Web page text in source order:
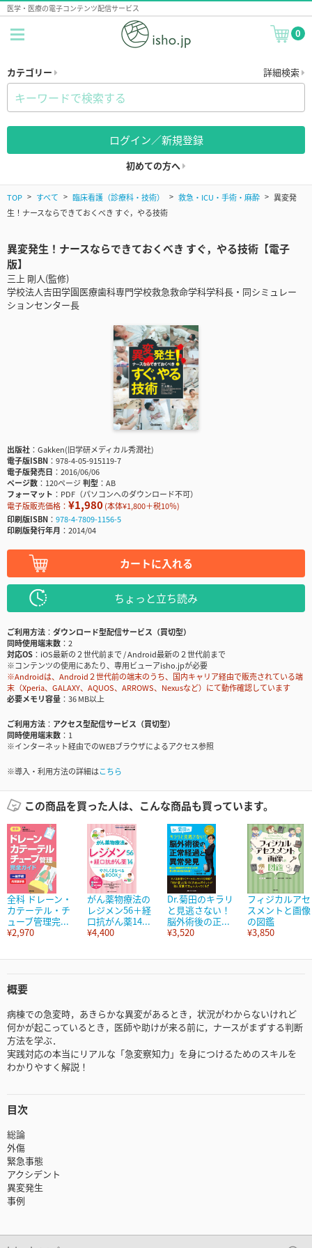
医学・医療の電子コンテンツ配信サービス
0
カテゴリー 詳細検索
ログイン／新規登録
初めての方へ
TOP すべて 臨床看護（診療科・技術） 救急・ICU・手術・麻酔
異変発
生！ナースならできておくべき すぐ，やる技術
異変発生！ナースならできておくべき すぐ，やる技術【電子
版】
三上 剛人(監修)
学校法人吉田学園医療歯科専門学校救急救命学科学科長・同シミュレー
ションセンター長
出版社
Gakken(旧学研メディカル秀潤社)
電子版ISBN
978-4-05-915119-7
電子版発売日
2016/06/06
ページ数
120ページ判型
AB
フォーマット
PDF（パソコンへのダウンロード不可）
電子版販売価格： ¥1,980(本体¥1,800＋税10％)
印刷版ISBN
978-4-7809-1156-5
印刷版発行年月
2014/04
カートに入れる
ちょっと立ち読み
ご利用方法
ダウンロード型配信サービス（買切型）
同時使用端末数
2
対応OS
iOS最新の２世代前まで / Android最新の２世代前まで
※コンテンツの使用にあたり、専用ビューアisho.jpが必要
※Androidは、Android２世代前の端末のうち、国内キャリア経由で販売されている端
末（Xperia、GALAXY、AQUOS、ARROWS、Nexusなど）にて動作確認しています
必要メモリ容量
36 MB以上
ご利用方法
アクセス型配信サービス（買切型）
同時使用端末数
1
※インターネット経由でのWEBブラウザによるアクセス参照
※導入・利用方法の詳細はこちら
この商品を買った人は、こんな商品も買っています。
全科 ドレーン・
カテーテル・チ
ューブ管理完...
¥2,970
がん薬物療法の
レジメン56＋経
口抗がん薬14...
¥4,400
Dr.菊田のキラリ
と見逃さない！
脳外術後の正...
¥3,520
フィジカルアセ
スメントと画像
の図鑑
¥3,850
概要
病棟での急変時，あきらかな異変があるとき，状況がわからないけれど
何かが起こっているとき，医師や助けが来る前に，ナースがまずする判断
方法を学ぶ．
実践対応の本当にリアルな「急変察知力」を身につけるためのスキルを
わかりやすく解説！
目次
総論
外傷
緊急事態
アクシデント
異変発生
事例